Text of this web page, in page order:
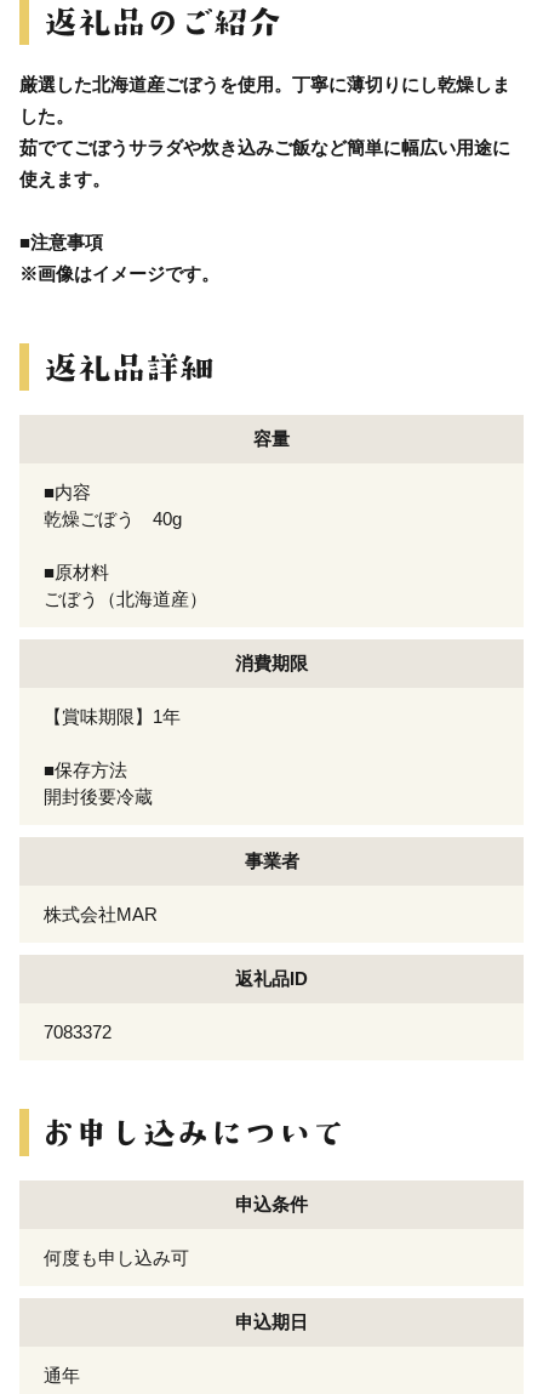
厳選した北海道産ごぼうを使用。丁寧に薄切りにし乾燥しま
した。
茹でてごぼうサラダや炊き込みご飯など簡単に幅広い用途に
使えます。
■注意事項
※画像はイメージです。
容量
■内容
乾燥ごぼう 40g
■原材料
ごぼう（北海道産）
消費期限
【賞味期限】1年
■保存方法
開封後要冷蔵
事業者
株式会社MAR
返礼品ID
7083372
申込条件
何度も申し込み可
申込期日
通年